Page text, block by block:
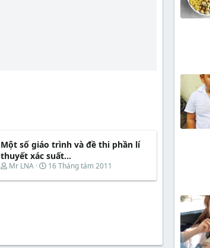
Một số giáo trình và đề thi phần lí
thuyết xác suất...
T
r
Mr LNA
N
à
16 Tháng tám 2011